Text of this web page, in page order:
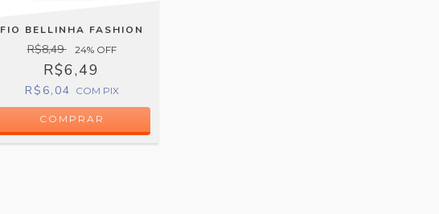
FIO BELLINHA FASHION
R$8,49 24% OFF
R$6,49
R$6,04 COM PIX
COMPRAR